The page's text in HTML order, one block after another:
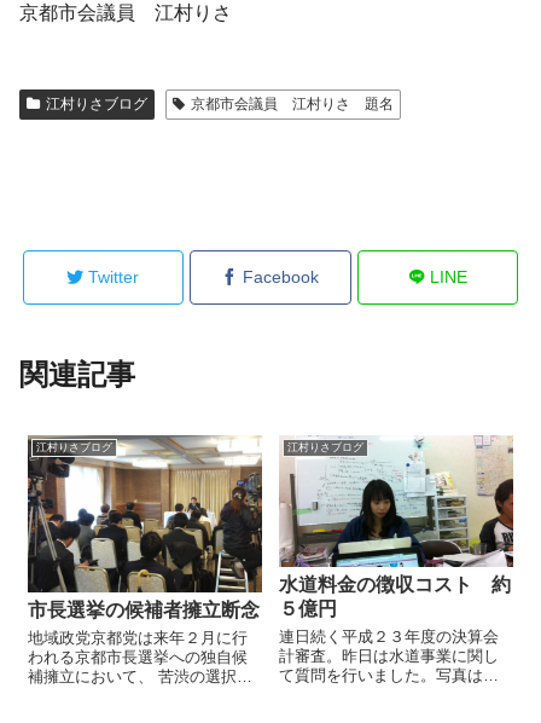
京都市会議員 江村りさ
江村りさブログ 京都市会議員 江村りさ 題名
Twitter Facebook LINE
関連記事
江村りさブログ
市長選挙の候補者擁立断念
地域政党京都党は来年２月に行
われる京都市長選挙への独自候
補擁立において、 苦渋の選択で
江村りさブログ
水道料金の徴収コスト 約
５億円
連日続く平成２３年度の決算会
計審査。昨日は水道事業に関し
て質問を行いました。写真は、